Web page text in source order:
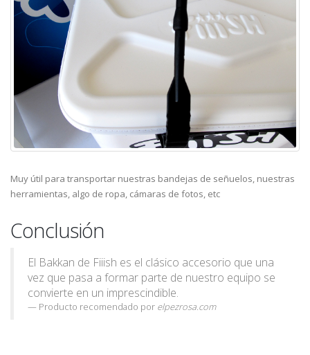
Muy útil para transportar nuestras bandejas de señuelos, nuestras
herramientas, algo de ropa, cámaras de fotos, etc
Conclusión
El Bakkan de Fiiish es el clásico accesorio que una
vez que pasa a formar parte de nuestro equipo se
convierte en un imprescindible.
Producto recomendado por elpezrosa.com